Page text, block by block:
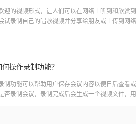
的视频形式，让人们可以在网络上听到和欣赏
试录制自己的唱歌视频并分享给朋友或上传到网
操作录制功能？
制功能可以帮助用户保存会议内容以便日后查看
否录制会议，录制完成后会生成一个视频文件，